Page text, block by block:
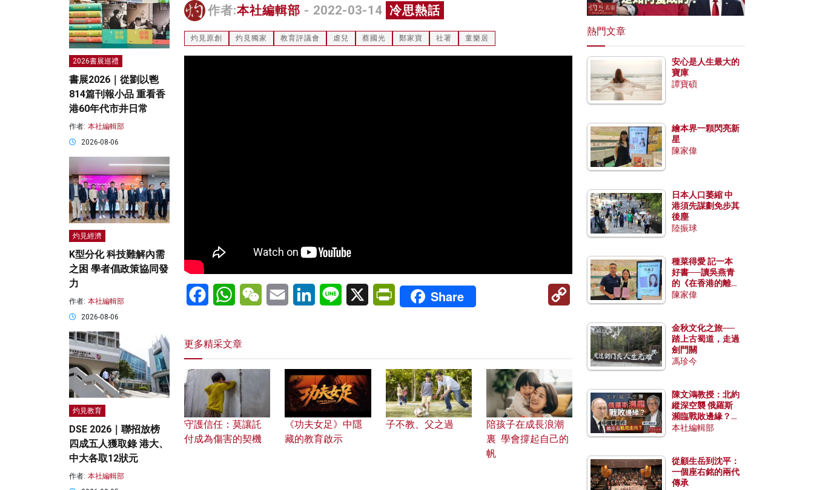
作者:本社編輯部 - 2022-03-14 冷思熱話
灼見原創 灼見獨家 教育評議會 虐兒 蔡國光 鄭家寶 社署 童樂居
FacebookWhatsAppWeChatEmail LinkedInLine X PrintFriendly
Share
Copy
更多精采文章
守護信任：莫讓託
付成為傷害的契機
《功夫女足》中隱
藏的教育啟示
子不教、父之過
陪孩子在成長浪潮
裏 學會撐起自己的
帆
2026書展巡禮
書展2026｜從劉以鬯
814篇刊報小品 重看香
港60年代市井日常
作者: 本社編輯部
2026-08-06
灼見經濟
K型分化 科技難解內需
之困 學者倡政策協同發
力
作者: 本社編輯部
2026-08-06
灼見教育
DSE 2026｜聯招放榜
四成五人獲取錄 港大、
中大各取12狀元
作者: 本社編輯部
熱門文章
安心是人生最大的
寶庫
譚寶碩
繪本界一顆閃亮新
星
陳家偉
日本人口萎縮 中
港須先謀劃免步其
後塵
陸振球
種菜得愛 記一本
好書──讀吳燕青
的《在香港的離島
種菜》
陳家偉
金秋文化之旅──
踏上古蜀道，走過
劍門關
馮珍今
陳文鴻教授：北約
縱深空襲 俄羅斯
瀕臨戰敗邊緣？中
國零部件能左右戰
本社編輯部
從顧生岳到沈平：
一個座右銘的兩代
傳承